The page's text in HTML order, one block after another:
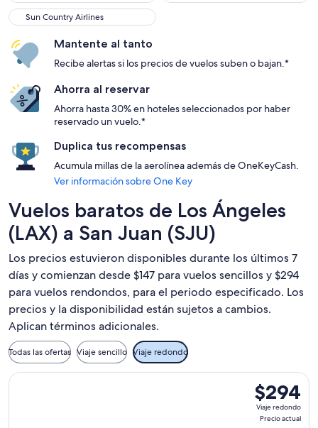
Sun Country Airlines
Sun Country Airlines
Mantente al tanto
Recibe alertas si los precios de vuelos suben o bajan.*
Ahorra al reservar
Ahorra hasta 30% en hoteles seleccionados por haber
reservado un vuelo.*
Duplica tus recompensas
Acumula millas de la aerolínea además de OneKeyCash.
Ver información sobre One Key
Vuelos baratos de Los Ángeles
(LAX) a San Juan (SJU)
Los precios estuvieron disponibles durante los últimos 7
días y comienzan desde $147 para vuelos sencillos y $294
para vuelos rendondos, para el periodo especificado. Los
precios y la disponibilidad están sujetos a cambios.
Aplican términos adicionales.
Todas las ofertas Viaje sencillo Viaje redondo
$294
Viaje
redondo,
$294
Viaje redondo
Precio actual
Seleccionar vuelo de American Airlines, con salida el jue,